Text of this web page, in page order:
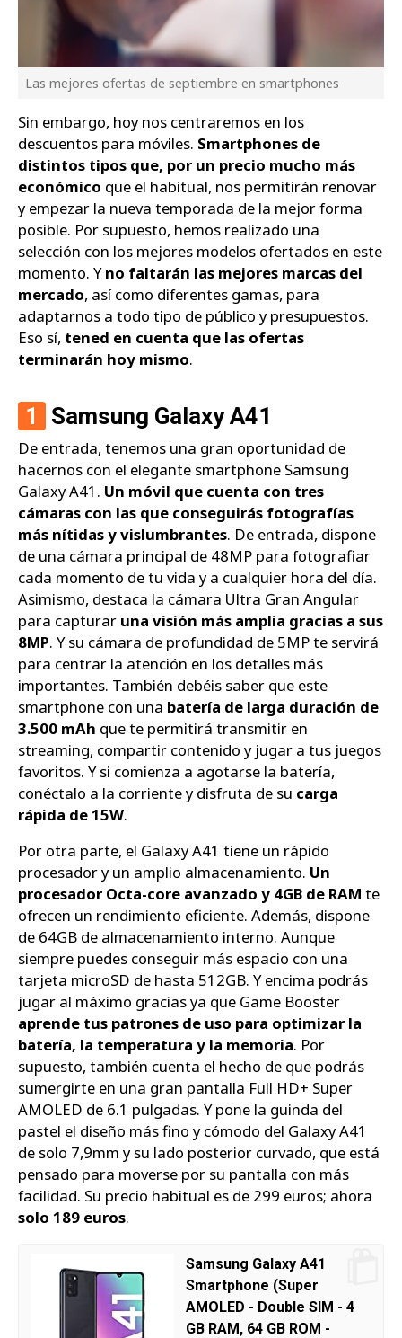
Las mejores ofertas de septiembre en smartphones
Sin embargo, hoy nos centraremos en los
descuentos para móviles. Smartphones de
distintos tipos que, por un precio mucho más
económico que el habitual, nos permitirán renovar
y empezar la nueva temporada de la mejor forma
posible. Por supuesto, hemos realizado una
selección con los mejores modelos ofertados en este
momento. Yno faltarán las mejores marcas del
mercado, así como diferentes gamas, para
adaptarnos a todo tipo de público y presupuestos.
Eso sí, tened en cuenta que las ofertas
terminarán hoy mismo.
1 Samsung Galaxy A41
De entrada, tenemos una gran oportunidad de
hacernos con el elegante smartphone Samsung
Galaxy A41. Un móvil que cuenta con tres
cámaras con las que conseguirás fotografías
más nítidas y vislumbrantes. De entrada, dispone
de una cámara principal de 48MP para fotografiar
cada momento de tu vida y a cualquier hora del día.
Asimismo, destaca la cámara Ultra Gran Angular
para capturar una visión más amplia gracias a sus
8MP. Y su cámara de profundidad de 5MP te servirá
para centrar la atención en los detalles más
importantes. También debéis saber que este
smartphone con una batería de larga duración de
3.500 mAh que te permitirá transmitir en
streaming, compartir contenido y jugar a tus juegos
favoritos. Y si comienza a agotarse la batería,
conéctalo a la corriente y disfruta de su carga
rápida de 15W.
Por otra parte, el Galaxy A41 tiene un rápido
procesador y un amplio almacenamiento. Un
procesador Octa-core avanzado y 4GB de RAM te
ofrecen un rendimiento eficiente. Además, dispone
de 64GB de almacenamiento interno. Aunque
siempre puedes conseguir más espacio con una
tarjeta microSD de hasta 512GB. Y encima podrás
jugar al máximo gracias ya que Game Booster
aprende tus patrones de uso para optimizar la
batería, la temperatura y la memoria. Por
supuesto, también cuenta el hecho de que podrás
sumergirte en una gran pantalla Full HD+ Super
AMOLED de 6.1 pulgadas. Y pone la guinda del
pastel el diseño más fino y cómodo del Galaxy A41
de solo 7,9mm y su lado posterior curvado, que está
pensado para moverse por su pantalla con más
facilidad. Su precio habitual es de 299 euros; ahora
solo 189 euros.
Samsung Galaxy A41
Smartphone (Super
AMOLED - Double SIM - 4
GB RAM, 64 GB ROM -